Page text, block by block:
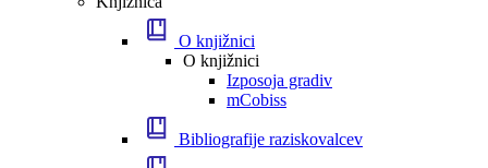
O knjižnici
O knjižnici
Izposoja gradiv
mCobiss
Bibliografije raziskovalcev